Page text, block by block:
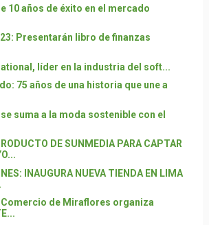
10 años de éxito en el mercado
Presentarán libro de finanzas
líder en la industria del soft...
75 años de una historia que une a
suma a la moda sostenible con el
DE SUNMEDIA PARA CAPTAR
INAUGURA NUEVA TIENDA EN LIMA
Comercio de Miraflores organiza